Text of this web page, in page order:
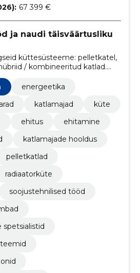
67 399 €
ja naudi täisväärtusliku
küttesüsteeme: pelletkatel,
/ kombineeritud katlad.
sujuvalt
ning päikeseküttega.
energeetika
katlamajad
küte
ehitus
ehitamine
katlamajade hooldus
pelletkatlad
radiaatorküte
soojustehnilised tööd